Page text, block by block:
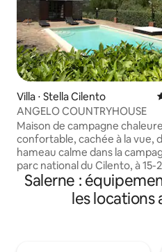
Villa ⋅ Stella Cilento
ANGELO COUNTRYHOUSE
Maison de campagne
confortable, cachée à la vue,
hameau calme dans la
parc national du Cilento, à 15-
en voiture des belles plages
Tyrrhénienne (pavillon bleu).
de paix, d'espace et de
Salerne :
les locations